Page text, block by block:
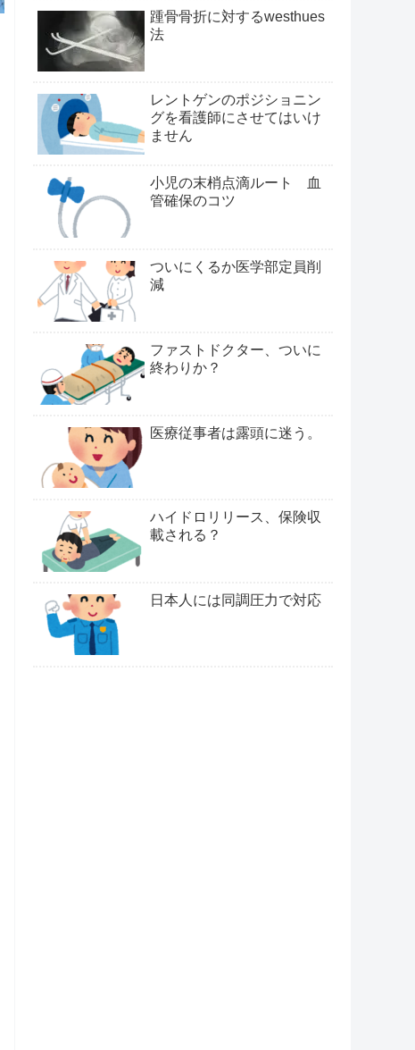
踵骨骨折に対するwesthues
法
レントゲンのポジショニン
グを看護師にさせてはいけ
ません
小児の末梢点滴ルート 血
管確保のコツ
ついにくるか医学部定員削
減
ファストドクター、ついに
終わりか？
医療従事者は露頭に迷う。
ハイドロリリース、保険収
載される？
日本人には同調圧力で対応